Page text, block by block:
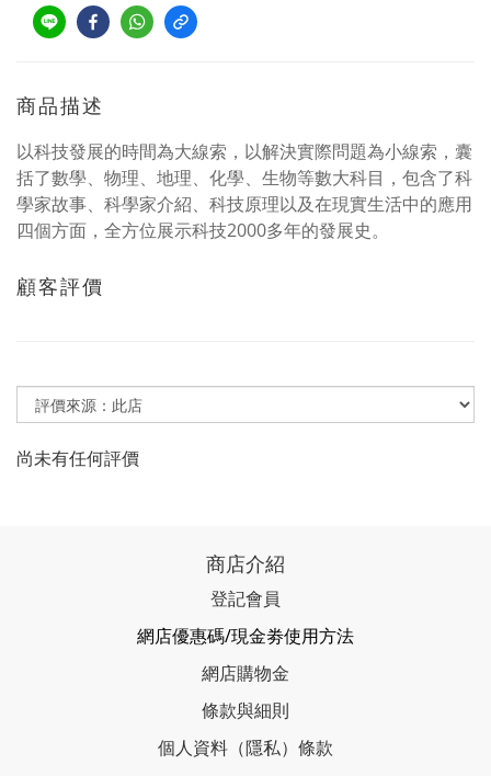
商品描述
以科技發展的時間為大線索，以解決實際問題為小線索，囊
括了數學、物理、地理、化學、生物等數大科目，包含了科
學家故事、科學家介紹、科技原理以及在現實生活中的應用
四個方面，全方位展示科技2000多年的發展史。
顧客評價
尚未有任何評價
商店介紹
登記會員
網店優惠碼/現金劵使用方法
網店購物金
條款與細則
個人資料（隱私）條款